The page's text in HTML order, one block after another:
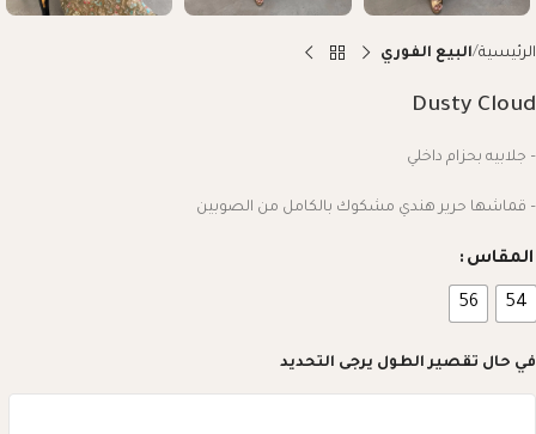
الرئيسية البيع الفوري
Dusty Cloud
– جلابيه بحزام داخلي
– قماشها حرير هندي مشكوك بالكامل من الصوبين
المقاس
54
56
في حال تقصير الطول يرجى التحديد